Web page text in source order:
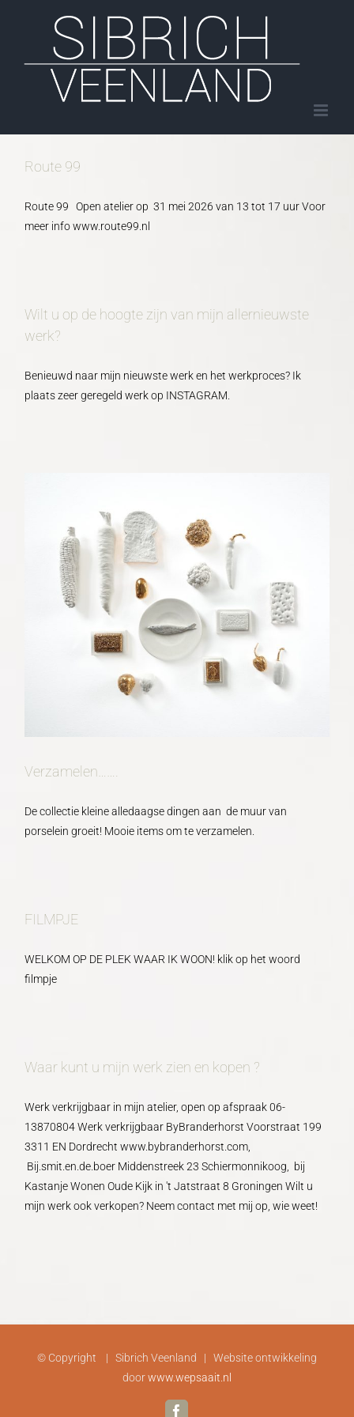
Route 99
Route 99 Open atelier op 31 mei 2026 van 13 tot 17 uur Voor
meer info www.route99.nl
Wilt u op de hoogte zijn van mijn allernieuwste
werk?
Benieuwd naar mijn nieuwste werk en het werkproces? Ik
plaats zeer geregeld werk op INSTAGRAM.
Verzamelen…….
De collectie kleine alledaagse dingen aan de muur van
porselein groeit! Mooie items om te verzamelen.
FILMPJE
WELKOM OP DE PLEK WAAR IK WOON! klik op het woord
filmpje
Waar kunt u mijn werk zien en kopen ?
Werk verkrijgbaar in mijn atelier, open op afspraak 06-
13870804 Werk verkrijgbaar ByBranderhorst Voorstraat 199
3311 EN Dordrecht www.bybranderhorst.com,
Bij.smit.en.de.boer Middenstreek 23 Schiermonnikoog, bij
Kastanje Wonen Oude Kijk in 't Jatstraat 8 Groningen Wilt u
mijn werk ook verkopen? Neem contact met mij op, wie weet!
© Copyright
| Sibrich Veenland | Website ontwikkeling
doorwww.wepsaait.nl